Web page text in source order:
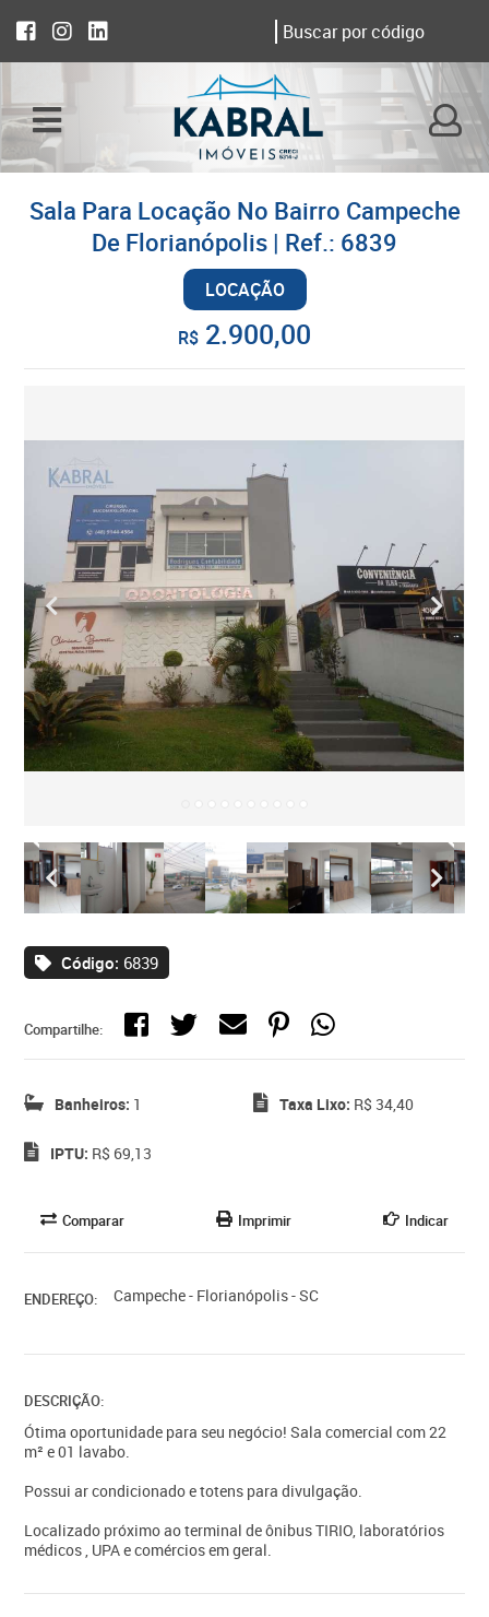
Sala Para Locação No Bairro Campeche
De Florianópolis | Ref.: 6839
LOCAÇÃO
R$ 2.900,00
Código: 6839
Compartilhe:
Banheiros: 1
IPTU: R$ 69,13
Taxa Lixo: R$ 34,40
Comparar Imprimir Indicar
ENDEREÇO: Campeche - Florianópolis - SC
DESCRIÇÃO:
Ótima oportunidade para seu negócio! Sala comercial com 22
m² e 01 lavabo.
Possui ar condicionado e totens para divulgação.
Localizado próximo ao terminal de ônibus TIRIO, laboratórios
médicos , UPA e comércios em geral.